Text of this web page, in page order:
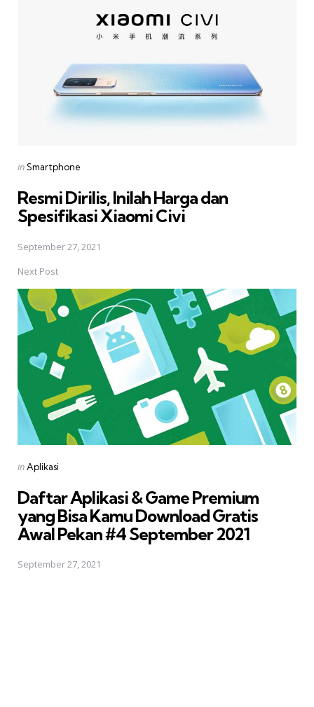
Posted
inSmartphone
Resmi Dirilis, Inilah Harga dan
Spesifikasi Xiaomi Civi
September 27, 2021
Next Post
Posted
inAplikasi
Daftar Aplikasi & Game Premium
yang Bisa Kamu Download Gratis 
Awal Pekan #4 September 2021
September 27, 2021